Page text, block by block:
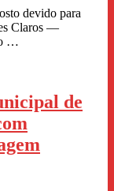
devido para
Claros —
o …
de